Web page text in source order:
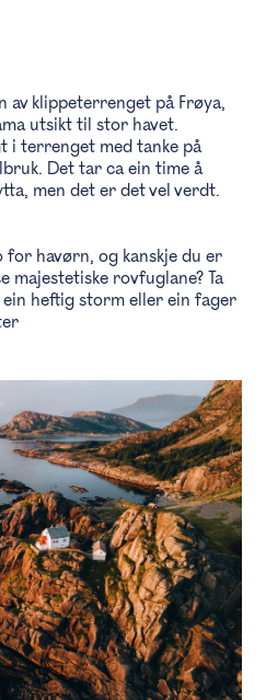
av klippeterrenget på Frøya,
utsikt til stor havet.
i terrenget med tanke på
Det tar ca ein time å
men det er det vel verdt.
havørn, og kanskje du er
majestetiske rovfuglane? Ta
heftig storm eller ein fager